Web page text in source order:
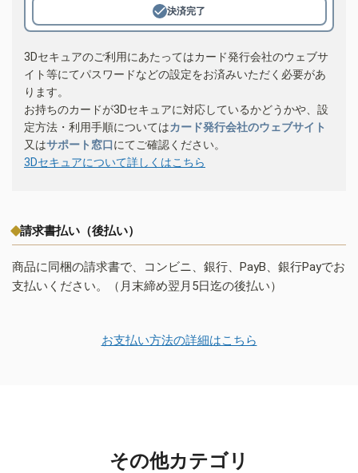
決済完了
3Dセキュアのご利用にあたってはカード発行会社のウェブサ
イト等にてパスワードなどの設定をお済みいただく必要があ
ります。
お持ちのカードが3Dセキュアに対応しているかどうかや、設
定方法・利用手順についてはカード発行会社のウェブサイト
又はサポート窓口にてご確認ください。
3Dセキュアについて詳しくはこちら
請求書払い（後払い）
商品に同梱の請求書で、コンビニ、銀行、PayB、銀行Payでお
支払いください。（月末締め翌月5日迄の後払い）
お支払い方法の詳細はこちら
その他カテゴリ